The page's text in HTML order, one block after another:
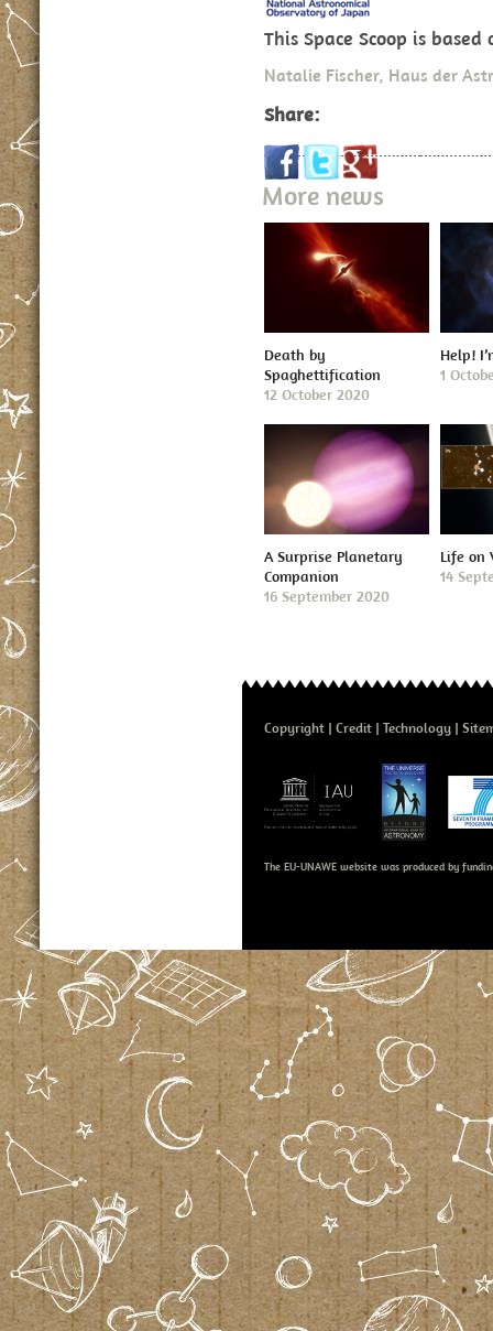
This Space Scoop is
Natalie Fischer, Haus der
Share:
More news
Death by
Spaghettification
12 October 2020
Help!
1
A Surprise Planetary
Companion
16 September 2020
Life on
14
Copyright Credit Technology
The EU-UNAWE website was produced by